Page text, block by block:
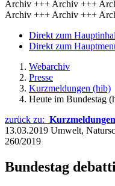
Archiv +++ Archiv +++
Archiv +++ Archiv +++
Direkt zum
Direkt zum
Webarchiv
Presse
Kurzmeldungen (hib)
Heute im Bundestag
zurück zu:
13.03.2019 Umwelt,
260/2019
Bundestag